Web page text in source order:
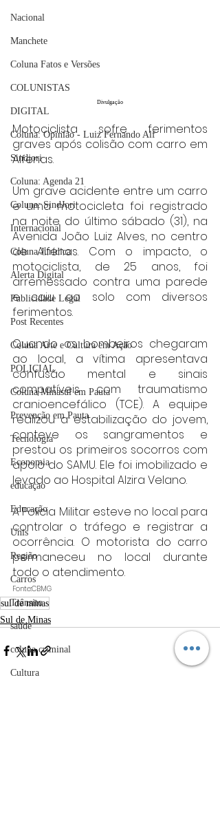
Nacional
Manchete
Coluna Fatos e Versões
COLUNISTAS
DIGITAL
Coluna: Opinião - Luiz Fernando Alf
Sindjori
Coluna: Agenda 21
Coluna: SindJori
Internacional
Coluna Jurídica
Alerta Digital
Publicidade Legal
Post Recentes
Coluna Arte e Cultura em Ação
POLICIAL
Coluna Minasul em Pauta
Prevenção em Pauta
Tecnologia
Economia
educaçao
Educação
Unis
Região
Carros
Trânsito
saúde
coluna criminal
Cultura
Divulgação
Motociclista sofre ferimentos
graves após colisão com carro em
Alfenas.
Um grave acidente entre um carro
e uma motocicleta foi registrado
na noite do último sábado (31), na
Avenida João Luiz Alves, no centro
de Alfenas. Com o impacto, o
motociclista, de 25 anos, foi
arremessado contra uma parede
e caiu ao solo com diversos
ferimentos.
Quando os bombeiros chegaram
ao local, a vítima apresentava
confusão mental e sinais
compatíveis com traumatismo
cranioencefálico (TCE). A equipe
realizou a estabilização do jovem,
conteve os sangramentos e
prestou os primeiros socorros com
apoio do SAMU. Ele foi imobilizado e
levado ao Hospital Alzira Velano.
A Polícia Militar esteve no local para
controlar o tráfego e registrar a
ocorrência. O motorista do carro
permaneceu no local durante
todo o atendimento.
Fonte:CBMG
sul de minas
Sul de Minas